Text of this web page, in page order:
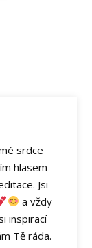
srdce
hlasem
Jsi
a vždy
inspirací
Tě ráda.